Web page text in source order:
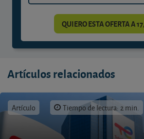
QUIERO ESTA OFERTA A
Artículos relacionados
Artículo Tiempo de lectura: 2 min.